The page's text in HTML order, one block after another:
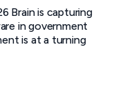
Brain is capturing
in government
is at a turning